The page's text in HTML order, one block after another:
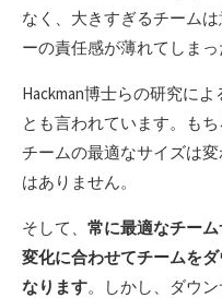
なく、大きすぎるチーム
ーの責任感が薄れてしまっ
Hackman博士らの研究に
とも言われています。も
チームの最適なサイズは
はありません。
そして、 常に最適なチー
変化に合わせてチームを
なります。しかし、ダウ